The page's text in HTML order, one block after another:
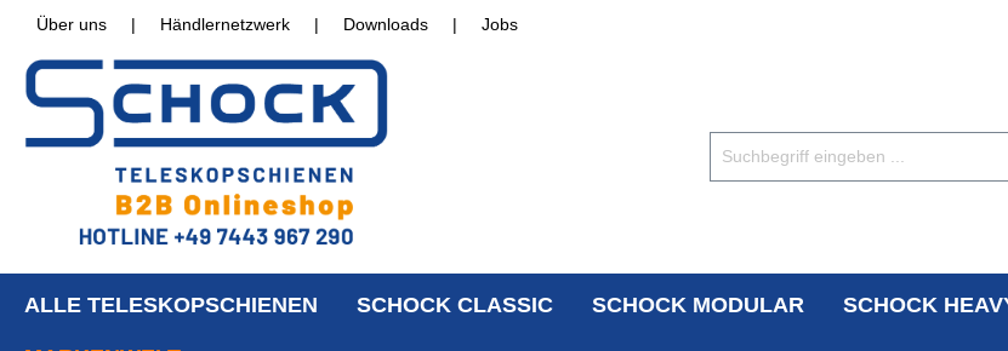
Über uns | Händlernetzwerk | Downloads | Jobs
ALLE TELESKOPSCHIENEN SCHOCK CLASSIC SCHOCK MODULAR SCHOCK